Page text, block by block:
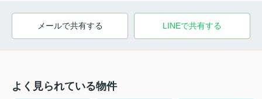
メールで共有する LINEで共有する
よく見られている物件